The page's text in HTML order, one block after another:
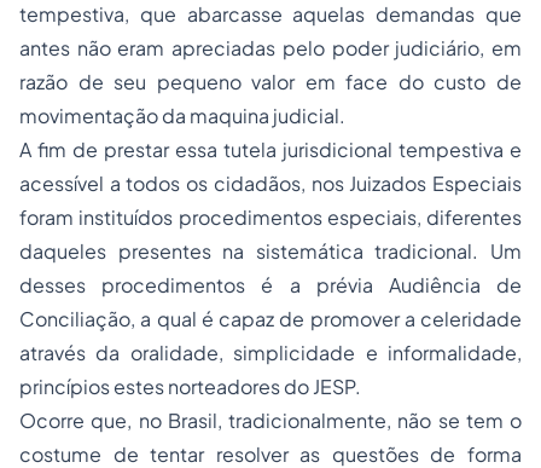
tempestiva, que abarcasse aquelas demandas que
antes não eram apreciadas pelo poder judiciário, em
razão de seu pequeno valor em face do custo de
movimentação da maquina judicial.
A fim de prestar essa tutela jurisdicional tempestiva e
acessível a todos os cidadãos, nos Juizados Especiais
foram instituídos procedimentos especiais, diferentes
daqueles presentes na sistemática tradicional. Um
desses procedimentos é a prévia Audiência de
Conciliação, a qual é capaz de promover a celeridade
através da oralidade, simplicidade e informalidade,
princípios estes norteadores do JESP.
Ocorre que, no Brasil, tradicionalmente, não se tem o
costume de tentar resolver as questões de forma